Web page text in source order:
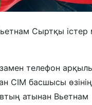
Сыртқы істер
телефон
СІМ басшысы
атынан Вьетнам